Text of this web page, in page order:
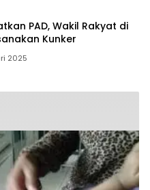
PAD, Wakil Rakyat di
Kunker
2025